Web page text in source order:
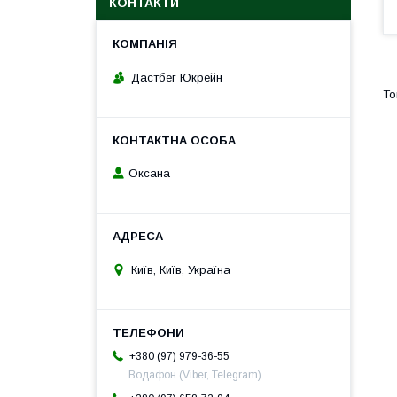
Дастбег Юкрейн
Оксана
Київ, Київ, Україна
+380 (97) 979-36-55
Водафон (Viber, Telegram)